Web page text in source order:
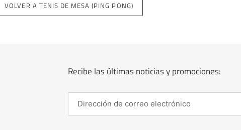
VOLVER A TENIS DE MESA (PING PONG)
Recibe las últimas noticias y promociones: